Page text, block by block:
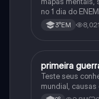
no 1 dia do ENEM
3°EM 8,021
História
primeira
Teste seus
mundial, causas
consequências